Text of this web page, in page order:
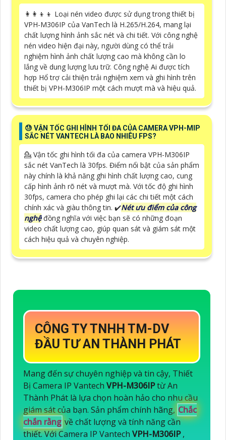
👩‍👩‍👦‍👦 Loại nén video được sử dụng trong thiết bị
VPH-M306IP của VanTech là H.265/H.264, mang lại
chất lượng hình ảnh sắc nét và chi tiết. Với công nghệ
nén video hiện đại này, người dùng có thể trải
nghiệm hình ảnh chất lượng cao mà không cần lo
lắng về dung lượng lưu trữ. Công nghệ Ai được tích
hợp Hổ trợ cải thiện trải nghiệm xem và ghi hình trên
thiết bị VPH-M306IP một cách mượt mà và hiệu quả.
😓 VẬN TỐC GHI HÌNH TỐI ĐA CỦA CAMERA VPH-MIP
SẮC NÉT VANTECH LÀ BAO NHIÊU FPS?
💁 Vận tốc ghi hình tối đa của camera VPH-M306IP
sắc nét VanTech là 30fps. Điểm nổi bật của sản phẩm
này chính là khả năng ghi hình chất lượng cao, cung
cấp hình ảnh rõ nét và mượt mà. Với tốc độ ghi hình
30fps, camera cho phép ghi lại các chi tiết một cách
chính xác và giàu thông tin. ✔️Nét ưu điểm của công
nghệđồng nghĩa với việc bạn sẽ có những đoạn
video chất lượng cao, giúp quan sát và giám sát một
cách hiệu quả và chuyên nghiệp.
CÔNG TY TNHH TM-DV
ĐẦU TƯ AN THÀNH PHÁT
Mang đến sự chuyên nghiệp và tin cậy, Thiết
Bị Camera IP Vantech VPH-M306IPtừ An
Thành Phát là lựa chọn hoàn hảo cho nhu cầu
giám sát của bạn. Sản phẩm chính hãng, Chắc
chắn rằng về chất lượng và tính năng cần
thiết. Với Camera IP Vantech VPH-M306IP,